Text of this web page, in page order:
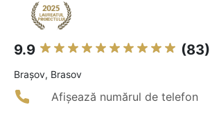
9.9 (83)
Braşov, Brasov
Afișează numărul de telefon